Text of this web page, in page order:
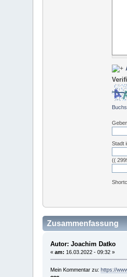
Stadt
((
Zusammenfassung
Autor: Joachim Datko
« am: 16.03.2022 - 09:32 »
Mein Kommentar zu: https://